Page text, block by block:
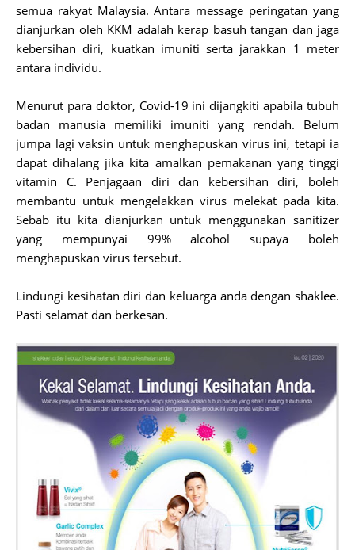
semua rakyat Malaysia. Antara message peringatan yang
dianjurkan oleh KKM adalah kerap basuh tangan dan jaga
kebersihan diri, kuatkan imuniti serta jarakkan 1 meter
antara individu.
Menurut para doktor, Covid-19 ini dijangkiti apabila tubuh
badan manusia memiliki imuniti yang rendah. Belum
jumpa lagi vaksin untuk menghapuskan virus ini, tetapi ia
dapat dihalang jika kita amalkan pemakanan yang tinggi
vitamin C. Penjagaan diri dan kebersihan diri, boleh
membantu untuk mengelakkan virus melekat pada kita.
Sebab itu kita dianjurkan untuk menggunakan sanitizer
yang mempunyai 99% alcohol supaya boleh
menghapuskan virus tersebut.
Lindungi kesihatan diri dan keluarga anda dengan shaklee.
Pasti selamat dan berkesan.